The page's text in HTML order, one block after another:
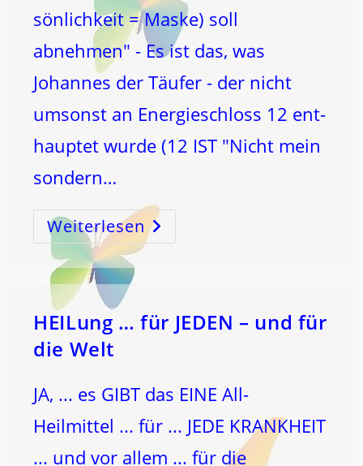
sönlichkeit = Maske) soll
abnehmen" - Es ist das, was
Johannes der Täufer - der nicht
umsonst an Energieschloss 12 ent-
hauptet wurde (12 IST "Nicht mein
sondern…
Weiterlesen Er
Soll
Wachsen
HEILung … für JEDEN – und für
die Welt
JA, ... es GIBT das EINE All-
Heilmittel ... für ... JEDE KRANKHEIT
... und vor allem ... für die